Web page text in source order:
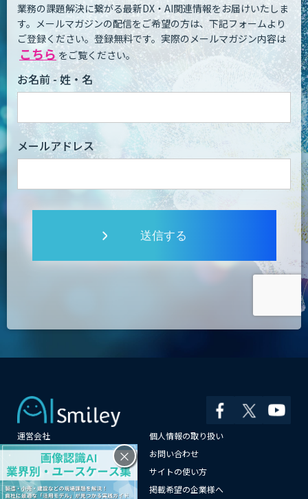
業務の課題解決に繋がる最新DX・AI関連情報をお届けいたしま
す。 メールマガジンの配信をご希望の方は、下記フォームより
ご登録ください。登録無料です。 実際のメールマガジン内容は
こちら をご覧ください。
お名前 - 姓・名
メールアドレス
送信する
運営会社
個人情報の取り扱い
よくある質問
お問い合わせ
メールマガジン登録
サイトの使い方
情報提供はこちらから
掲載希望の企業様へ
×